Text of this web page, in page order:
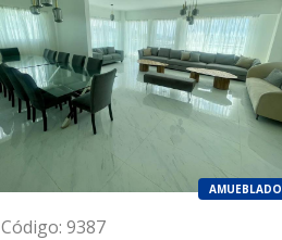
AMUEBLADO
Código: 9387